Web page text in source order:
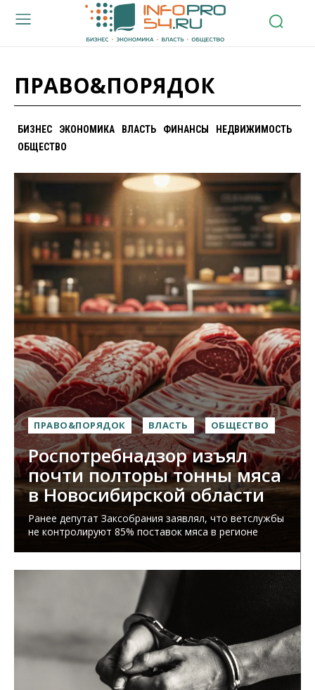
ПРАВО&ПОРЯДОК
БИЗНЕС ЭКОНОМИКА ВЛАСТЬ ФИНАНСЫ
НЕДВИЖИМОСТЬ
ОБЩЕСТВО
ПРАВО&ПОРЯДОК ВЛАСТЬ ОБЩЕСТВО
Роспотребнадзор изъял
почти полторы тонны мяса
в Новосибирской области
Ранее депутат Заксобрания заявлял, что ветслужбы
не контролируют 85% поставок мяса в регионе